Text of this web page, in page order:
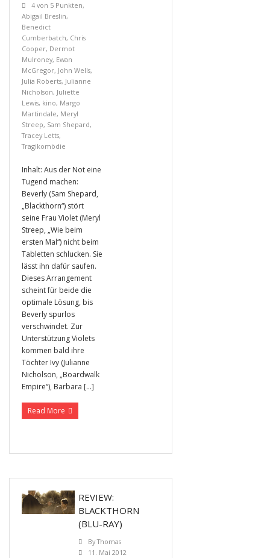
4 von 5 Punkten,
Abigail Breslin,
Benedict
Cumberbatch, Chris
Cooper, Dermot
Mulroney, Ewan
McGregor, John Wells,
Julia Roberts, Julianne
Nicholson, Juliette
Lewis, kino, Margo
Martindale, Meryl
Streep, Sam Shepard,
Tracey Letts,
Tragikomödie
Inhalt: Aus der Not eine
Tugend machen:
Beverly (Sam Shepard,
„Blackthorn“) stört
seine Frau Violet (Meryl
Streep, „Wie beim
ersten Mal“) nicht beim
Tabletten schlucken. Sie
lässt ihn dafür saufen.
Dieses Arrangement
scheint für beide die
optimale Lösung, bis
Beverly spurlos
verschwindet. Zur
Unterstützung Violets
kommen bald ihre
Töchter Ivy (Julianne
Nicholson, „Boardwalk
Empire“), Barbara […]
Read More
REVIEW:
BLACKTHORN
(BLU-RAY)
ByThomas
11. Mai 2012